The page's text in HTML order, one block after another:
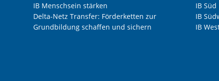
IB Menschsein stärken
Delta-Netz Transfer: Förderketten zur
Grundbildung schaffen und sichern
IB Süd
IB
IB